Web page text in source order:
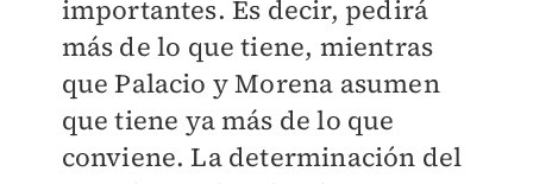
importantes. Es decir, pedirá
más de lo que tiene, mientras
que Palacio y Morena asumen
que tiene ya más de lo que
conviene. La determinación del